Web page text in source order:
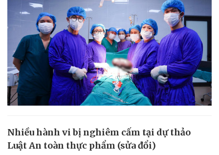
Nhiều hành vi bị nghiêm cấm tại dự thảo
Luật An toàn thực phẩm (sửa đổi)